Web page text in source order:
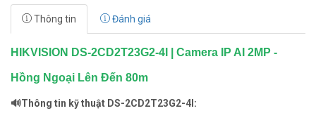
Thông tin Đánh giá
HIKVISION DS-2CD2T23G2-4I | Camera IP AI 2MP -
Hồng Ngoại Lên Đến 80m
🔊Thông tin kỹ thuật DS-2CD2T23G2-4I: